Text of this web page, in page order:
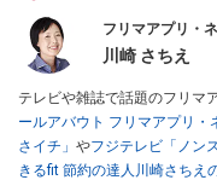
フリマアプリ・
川崎 さちえ
テレビや雑誌で話題のフリマ
ールアバウト フリマアプリ
さイチ」 やフジテレビ「ノン
きるfit 節約の達人川崎さちえ